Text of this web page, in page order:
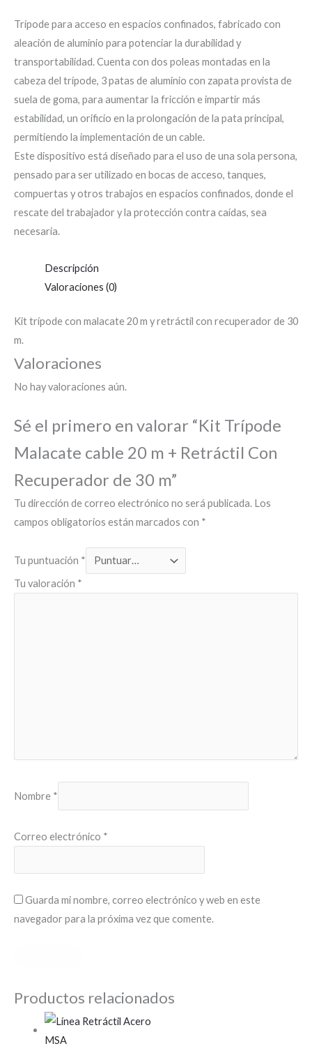
Trípode para acceso en espacios confinados, fabricado con
aleación de aluminio para potenciar la durabilidad y
transportabilidad. Cuenta con dos poleas montadas en la
cabeza del trípode, 3 patas de aluminio con zapata provista de
suela de goma, para aumentar la fricción e impartir más
estabilidad, un orificio en la prolongación de la pata principal,
permitiendo la implementación de un cable.
Este dispositivo está diseñado para el uso de una sola persona,
pensado para ser utilizado en bocas de acceso, tanques,
compuertas y otros trabajos en espacios confinados, donde el
rescate del trabajador y la protección contra caídas, sea
necesaria.
Descripción
Valoraciones (0)
Kit trípode con malacate 20 m y retráctil con recuperador de 30
m.
Valoraciones
No hay valoraciones aún.
Sé el primero en valorar “Kit Trípode
Malacate cable 20 m + Retráctil Con
Recuperador de 30 m”
Tu dirección de correo electrónico no será publicada. Los
campos obligatorios están marcados con *
Tu puntuación *
Tu valoración *
Nombre *
Correo electrónico *
Guarda mi nombre, correo electrónico y web en este
navegador para la próxima vez que comente.
Productos relacionados